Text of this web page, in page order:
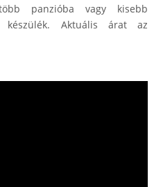
panzióba vagy kisebb
készülék. Aktuális árat az